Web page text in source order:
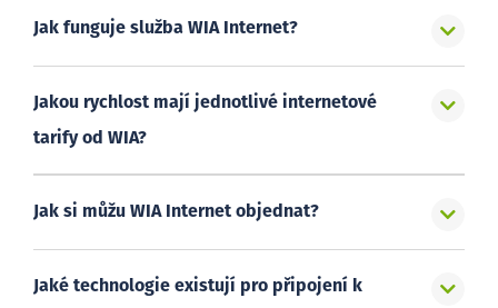
Jak funguje služba WIA Internet?
Jakou rychlost mají jednotlivé internetové
tarify od WIA?
Jak si můžu WIA Internet objednat?
Jaké technologie existují pro připojení k